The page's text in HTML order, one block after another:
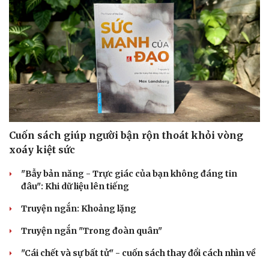
Cải chính
Cuốn sách giúp người bận rộn thoát khỏi vòng
xoáy kiệt sức
"Bẫy bản năng - Trực giác của bạn không đáng tin
đâu": Khi dữ liệu lên tiếng
Truyện ngắn: Khoảng lặng
Truyện ngắn "Trong đoàn quân"
"Cái chết và sự bất tử" - cuốn sách thay đổi cách nhìn về